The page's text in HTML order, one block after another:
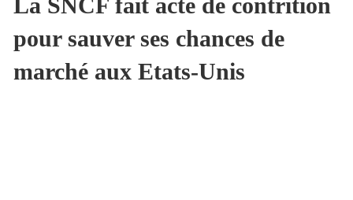
pour sauver ses chances de
marché aux Etats-Unis